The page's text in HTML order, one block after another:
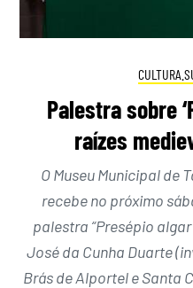
Palestra sobre
raízes
O Museu Municipal de
recebe no próximo
palestra “Presépio
José da Cunha Duarte
Brás de Alportel e Santa